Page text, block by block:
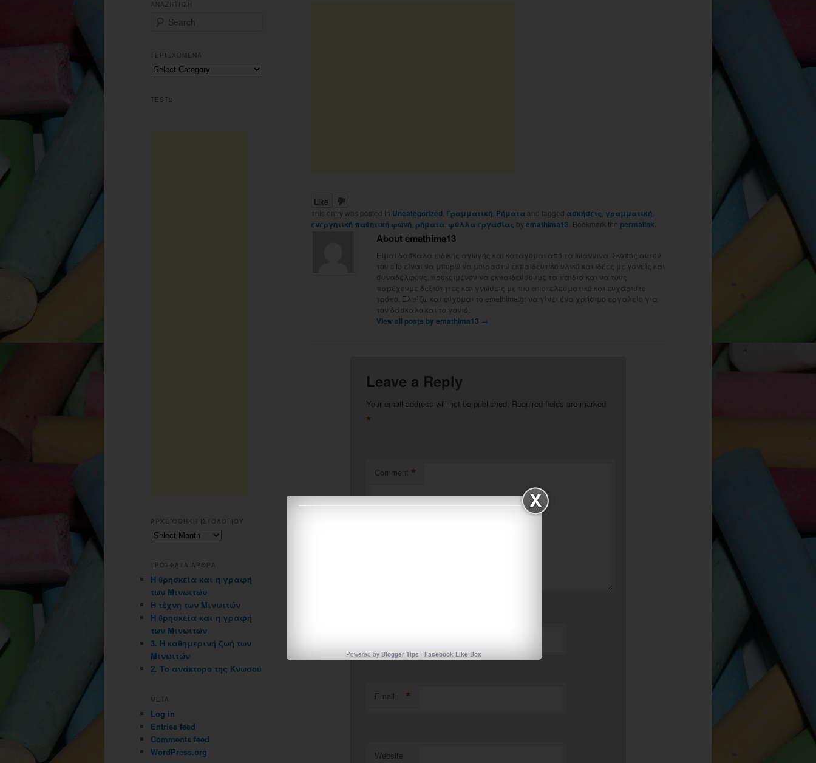
Like
This entry was posted in Uncategorized Γραμματική Ρήματα and tagged ασκήσεις γραμματική
ενεργητική παθητική φωνή ρήματα φύλλα εργασίας by emathima13 . Bookmark the permalink
About emathima13
Είμαι δασκάλα ειδικής αγωγής και κατάγομαι από τα Ιωάννινα. Σκοπός αυτού
του site είναι να μπορώ να μοιραστώ εκπαιδευτικό υλικό και ιδέες με γονείς και
συναδέλφους, προκειμένου να εκπαιδεύσουμε τα παιδιά και να τους
παρέχουμε δεξιότητες και γνώσεις με πιο αποτελεσματικό και ευχάριστο
τρόπο. Ελπίζω και εύχομαι το emathima.gr να γίνει ένα χρήσιμο εργαλείο για
τον δάσκαλο και το γονιό.
View all posts by emathima13 →
Leave a Reply
Your email address will not be published. Required fields are marked
*
Comment *
Email *
Website
ΑΝΑΖΗΤΗΣΗ
r
c
h
ΠΕΡΙΕΧΟΜΕΝΑ
Περιεχομενα
TEST2
ΑΡΧΕΙΟΘΗΚΗ ΙΣΤΟΛΟΓΙΟΥ
Αρχειοθηκη
ΠΡΟΣΦΑΤΑ ΑΡΘΡΑ
Η θρησκεία και η γραφή
των Μινωιτών
Η τέχνη των Μινωιτών
Η θρησκεία και η γραφή
των Μινωιτών
3. Η καθημερινή ζωή των
Μινωιτών
2. Το ανάκτορο της Κνωσού
META
Log in
Entries feed
Comments feed
WordPress.org
Powered byBlogger Tips -Facebook Like Box